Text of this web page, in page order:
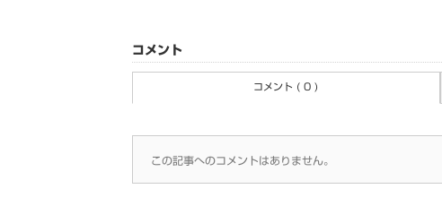
コメント
コメント ( 0 )
この記事へのコメントはありません。